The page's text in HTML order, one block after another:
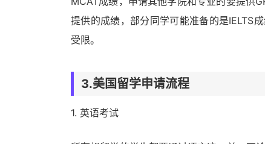
提供的成绩，部分同学可能准备的是IELTS
受限。
3.美国留学申请流程
1. 英语考试